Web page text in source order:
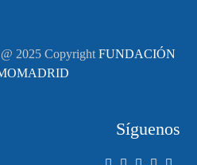
2025 CopyrightFUNDACIÓN
Síguenos